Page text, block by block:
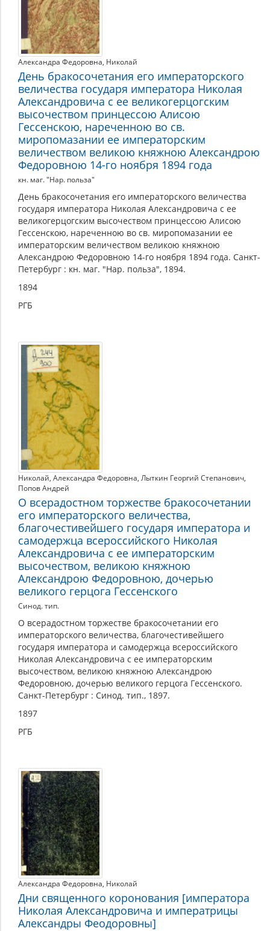
Александра Федоровна, Николай
День бракосочетания его императорского
величества государя императора Николая
Александровича с ее великогерцогским
высочеством принцессою Алисою
Гессенскою, нареченною во св.
миропомазании ее императорским
величеством великою княжною Александрою
Федоровною 14-го ноября 1894 года
кн. маг. "Нар. польза"
День бракосочетания его императорского величества
государя императора Николая Александровича с ее
великогерцогским высочеством принцессою Алисою
Гессенскою, нареченною во св. миропомазании ее
императорским величеством великою княжною
Александрою Федоровною 14-го ноября 1894 года. Санкт-
Петербург : кн. маг. "Нар. польза", 1894.
1894
РГБ
Николай, Александра Федоровна, Лыткин Георгий Степанович,
Попов Андрей
О всерадостном торжестве бракосочетании
его императорского величества,
благочестивейшего государя императора и
самодержца всероссийского Николая
Александровича с ее императорским
высочеством, великою княжною
Александрою Федоровною, дочерью
великого герцога Гессенского
Синод. тип.
О всерадостном торжестве бракосочетании его
императорского величества, благочестивейшего
государя императора и самодержца всероссийского
Николая Александровича с ее императорским
высочеством, великою княжною Александрою
Федоровною, дочерью великого герцога Гессенского.
Санкт-Петербург : Синод. тип., 1897.
1897
РГБ
Александра Федоровна, Николай
Дни священного коронования [императора
Николая Александровича и императрицы
Александры Феодоровны]